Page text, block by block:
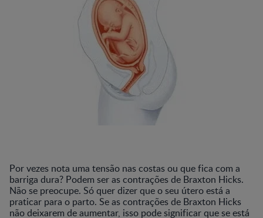
Por vezes nota uma tensão nas costas ou que fica com a
barriga dura? Podem ser as contrações de Braxton Hicks.
Não se preocupe. Só quer dizer que o seu útero está a
praticar para o parto. Se as contrações de Braxton Hicks
não deixarem de aumentar, isso pode significar que se está